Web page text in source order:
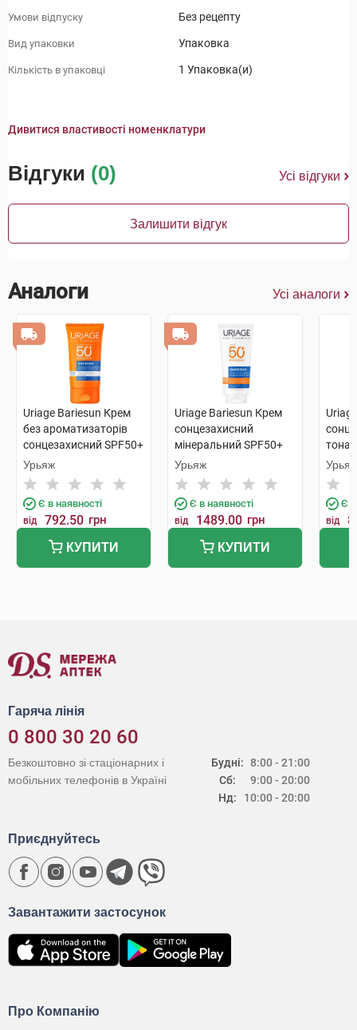
Умови відпуску Без рецепту
Вид упаковки Упаковка
Кількість в упаковці 1 Упаковка(и)
Дивитися властивості номенклатури
Відгуки (0) Усі відгуки
Залишити відгук
Аналоги Усі аналоги
Uriage Bariesun Крем
без ароматизаторів
сонцезахисний SPF50+
50 мл 1 туба
Урьяж
Є в наявності
від 792.50 грн
КУПИТИ
Uriage Bariesun Крем
сонцезахисний
мінеральний SPF50+
100 мл 1 туба
Урьяж
Є в наявності
від 1489.00 грн
КУПИТИ
Урьяж
Є в
від
Гаряча лінія
0 800 30 20 60
Будні:
Сб:
Нд:
8:00 - 21:00
9:00 - 20:00
10:00 - 20:00
Безкоштовно зі стаціонарних і
мобільних телефонів в Україні
Про Компанію
Завантажити застосунок
Приєднуйтесь